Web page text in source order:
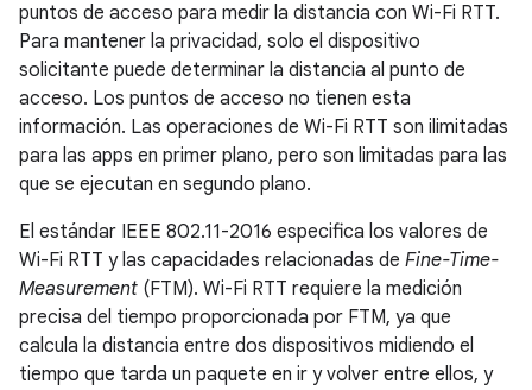
puntos de acceso para medir la distancia con Wi-Fi RTT.
Para mantener la privacidad, solo el dispositivo
solicitante puede determinar la distancia al punto de
acceso. Los puntos de acceso no tienen esta
información. Las operaciones de Wi-Fi RTT son ilimitadas
para las apps en primer plano, pero son limitadas para las
que se ejecutan en segundo plano.
El estándar IEEE 802.11-2016 especifica los valores de
Wi-Fi RTT y las capacidades relacionadas de Fine-Time-
Measurement (FTM). Wi-Fi RTT requiere la medición
precisa del tiempo proporcionada por FTM, ya que
calcula la distancia entre dos dispositivos midiendo el
tiempo que tarda un paquete en ir y volver entre ellos, y